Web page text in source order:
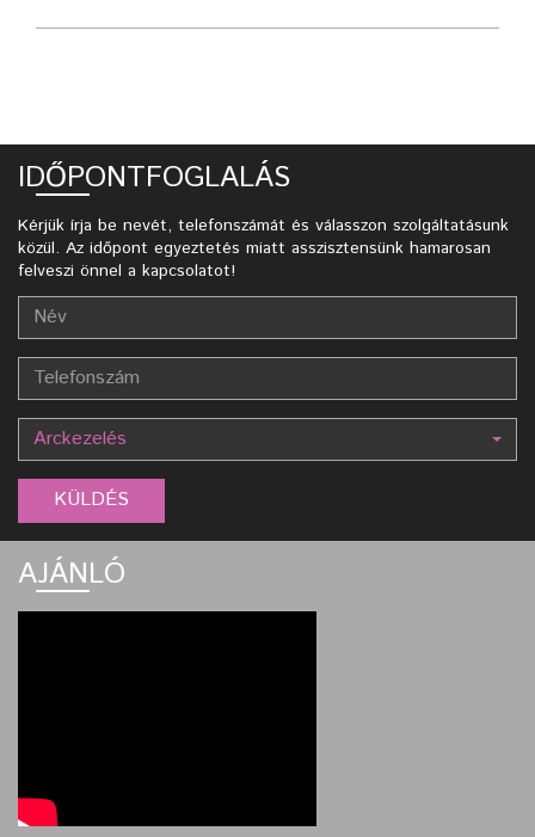
IDŐPONTFOGLALÁS
Kérjük írja be nevét, telefonszámát és válasszon szolgáltatásunk
közül. Az időpont egyeztetés miatt asszisztensünk hamarosan
felveszi önnel a kapcsolatot!
Arckezelés
AJÁNLÓ